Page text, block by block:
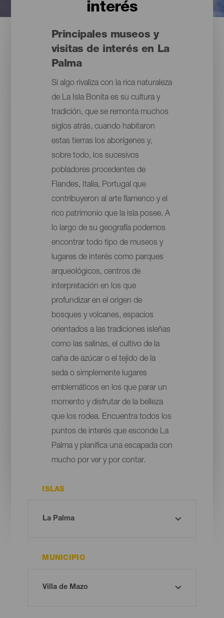
interés
Principales museos y
visitas de interés en La
Palma
Si algo rivaliza con la rica naturaleza
de La Isla Bonita es su cultura y
tradición, que se remonta muchos
siglos atrás, cuando habitaron
estas tierras los aborígenes y,
sobre todo, los sucesivos
pobladores procedentes de
Flandes, Italia, Portugal que
contribuyeron al arte flamenco y el
rico patrimonio que la isla posee. A
lo largo de su geografía podemos
encontrar todo tipo de museos y
lugares de interés como parques
arqueológicos, centros de
interpretación en los que
profundizar en el origen de
bosques y volcanes, espacios
orientados a las tradiciones isleñas
como las salinas, el cultivo de la
caña de azúcar o el tejido de la
seda o simplemente lugares
emblemáticos en los que parar un
momento y disfrutar de la belleza
que los rodea. Encuentra todos los
puntos de interés que esconde La
Palma y planifica una escapada con
mucho por ver y por contar.
ISLAS
MUNICIPIO